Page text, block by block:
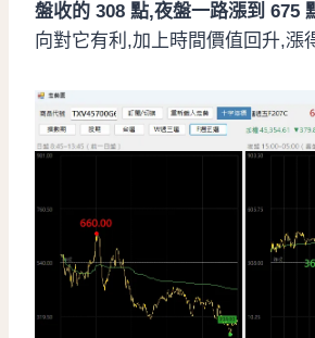
盤收的 308 點,夜盤一路漲到 675
向對它有利,加上時間價值回升,漲